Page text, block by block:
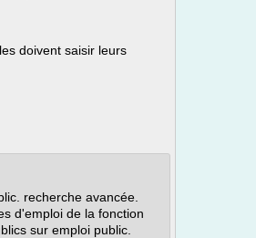
doivent saisir leurs
recherche avancée.
d'emploi de la fonction
sur emploi public.